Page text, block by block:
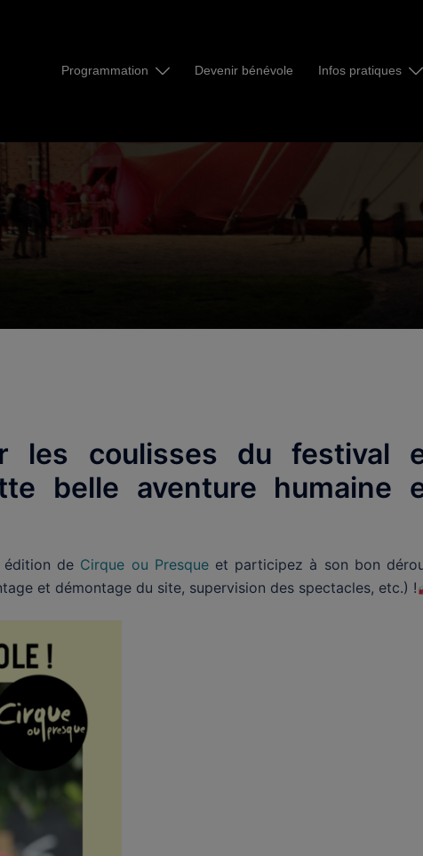
Programmation Devenir bénévole Infos pratiques
les coulisses du festival
belle aventure humaine
édition de Cirque ou Presque et participez à son bon
et démontage du site, supervision des spectacles, etc.) !